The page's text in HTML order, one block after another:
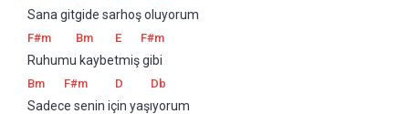
Sana gitgide sarhoş oluyorum
F#m Bm E F#m
Ruhumu kaybetmiş gibi
Bm F#m D Db
Sadece senin için yaşıyorum